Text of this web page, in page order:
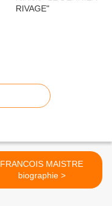
FRANCOIS MAISTRE
biographie >